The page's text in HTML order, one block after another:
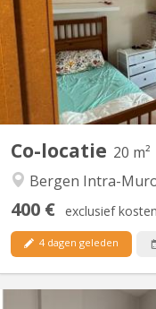
Co-locatie 20 m²
Bergen Intra-
400 € exclusief kosten
4 dagen geleden